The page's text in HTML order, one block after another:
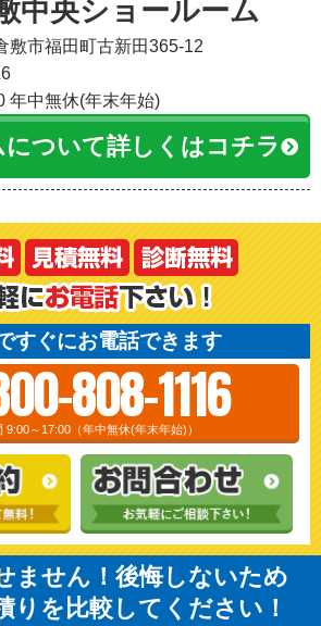
中央ショールーム
敷市福田町古新田365-12
年中無休(年末年始)
ついて詳しくはコチラ
すぐにお電話できます
808-1116
9:00～17:00（年中無休(年末年始)）
ません！後悔しないため
りを比較してください！